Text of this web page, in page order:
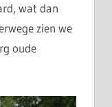
wat dan
zien we
oude